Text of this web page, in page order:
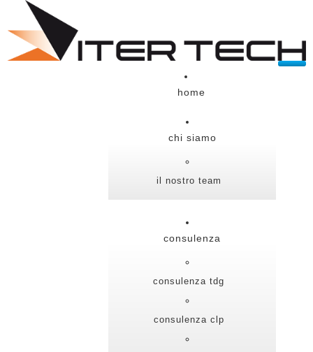
home
chi siamo
il nostro team
consulenza
consulenza tdg
consulenza clp